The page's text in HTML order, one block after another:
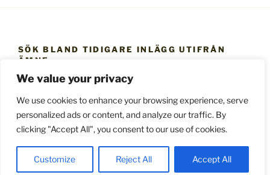
We value your privacy
We use cookies to enhance your browsing experience, serve
personalized ads or content, and analyze our traffic. By
clicking "Accept All", you consent to our use of cookies.
Customize Reject All Accept All
SÖK BLAND TIDIGARE INLÄGG UTIFRÅN
ÄMNE
Sök
bland
tidigare
inlägg
ämne
Drivs med WordPress